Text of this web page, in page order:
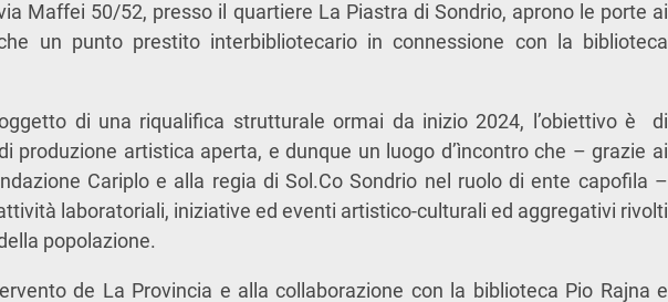
Maffei 50/52, presso il quartiere La Piastra di Sondrio, aprono le porte ai
un punto prestito interbibliotecario in connessione con la biblioteca
di una riqualifica strutturale ormai da inizio 2024, l’obiettivo è di
produzione artistica aperta, e dunque un luogo d’ìncontro che – grazie ai
Cariplo e alla regia di Sol.Co Sondrio nel ruolo di ente capofila –
laboratoriali, iniziative ed eventi artistico-culturali ed aggregativi rivolti
popolazione.
de La Provincia e alla collaborazione con la biblioteca Pio Rajna e